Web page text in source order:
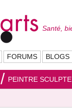
Santé,
FORUMS BLOGS
PEINTRE